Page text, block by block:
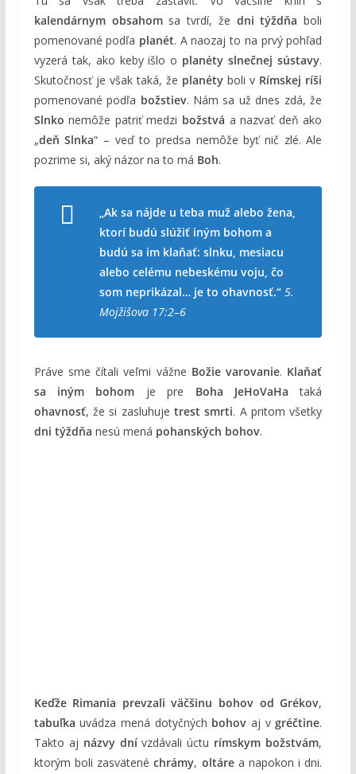
kalendárnym obsahomsa tvrdí, že dni týždňa boli
pomenované podľa planét. A naozaj to na prvý pohľad
vyzerá tak, ako keby išlo o planéty slnečnej sústavy.
Skutočnosť je však taká, že planéty boli v Rímskej ríši
pomenované podľa božstiev. Nám sa už dnes zdá, že
Slnko nemôže patriť medzi božstvá a nazvať deň ako
„deň Slnka“ – veď to predsa nemôže byť nič zlé. Ale
pozrime si, aký názor na to má Boh.
„Ak sa nájde u teba muž alebo žena,
ktorí budú slúžiť iným bohom a
budú sa im klaňať: slnku, mesiacu
alebo celému nebeskému voju, čo
som neprikázal… je to ohavnosť.“ 5.
Mojžišova 17:2–6
Práve sme čítali veľmi vážne Božie varovanie. Klaňať
sa iným bohom je pre Boha JeHoVaHa taká
ohavnosť, že si zasluhuje trest smrti. A pritom všetky
dni týždňa nesú mená pohanských bohov.
Keďže Rimania prevzali väčšinu bohov od Grékov,
tabuľka uvádza mená dotyčných bohov aj vgréčtine.
Takto aj názvy dnívzdávali úctu rímskym božstvám,
ktorým boli zasvätenéchrámy, oltárea napokon i dni.